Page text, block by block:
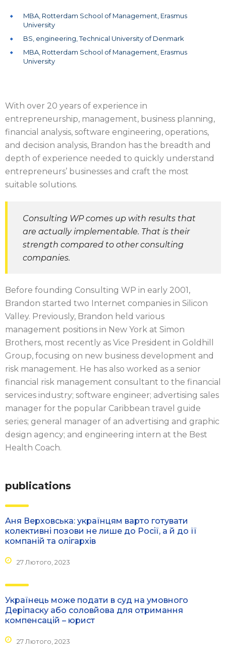
MBA, Rotterdam School of Management, Erasmus
University
BS, engineering, Technical University of Denmark
MBA, Rotterdam School of Management, Erasmus
University
With over 20 years of experience in
entrepreneurship, management, business planning,
financial analysis, software engineering, operations,
and decision analysis, Brandon has the breadth and
depth of experience needed to quickly understand
entrepreneurs’ businesses and craft the most
suitable solutions.
Consulting WP comes up with results that
are actually implementable. That is their
strength compared to other consulting
companies.
Before founding Consulting WP in early 2001,
Brandon started two Internet companies in Silicon
Valley. Previously, Brandon held various
management positions in New York at Simon
Brothers, most recently as Vice President in Goldhill
Group, focusing on new business development and
risk management. He has also worked as a senior
financial risk management consultant to the financial
services industry; software engineer; advertising sales
manager for the popular Caribbean travel guide
series; general manager of an advertising and graphic
design agency; and engineering intern at the Best
Health Coach.
publications
Аня Верховська: українцям варто готувати
колективні позови не лише до Росії, а й до її
компаній та олігархів
27 Лютого, 2023
Українець може подати в суд на умовного
Деріпаску або соловйова для отримання
компенсацій – юрист
27 Лютого, 2023